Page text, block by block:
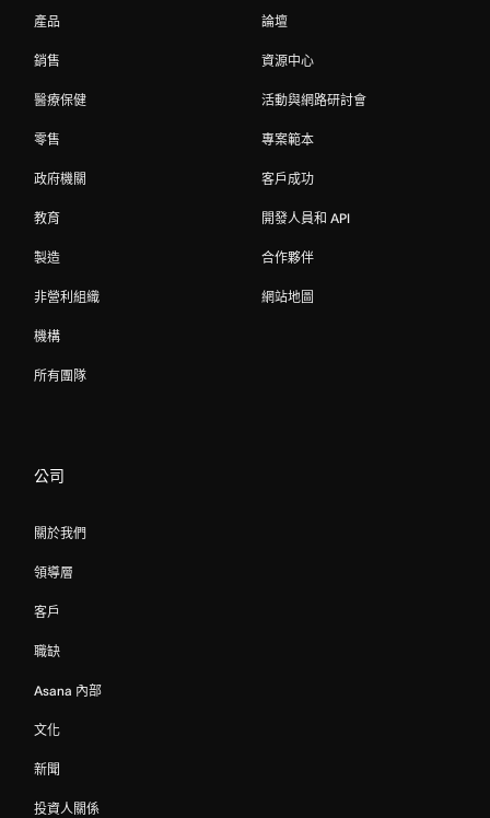
產品
銷售
醫療保健
零售
政府機關
教育
製造
非營利組織
機構
所有團隊
論壇
資源中心
活動與網路研討會
專案範本
客戶成功
開發人員和 API
合作夥伴
網站地圖
公司
關於我們
領導層
客戶
職缺
Asana 內部
文化
新聞
投資人關係